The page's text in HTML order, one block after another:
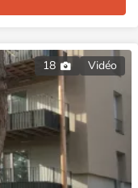
18 Vidéo